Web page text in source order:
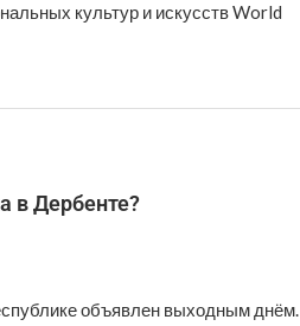
культур и искусств World
в Дербенте?
объявлен выходным днём.